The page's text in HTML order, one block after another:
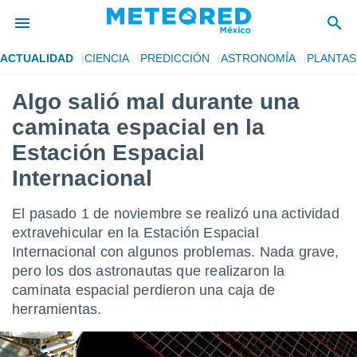
de
ha sido
para
la
que se
a este
las
y
forma
digital
basada
ACTUALIDAD CIENCIA PREDICCIÓN ASTRONOMÍA PLANTAS
Algo salió mal durante una
caminata espacial en la
Estación Espacial
Internacional
El pasado 1 de noviembre se realizó una actividad
extravehicular en la Estación Espacial
Internacional con algunos problemas. Nada grave,
pero los dos astronautas que realizaron la
caminata espacial perdieron una caja de
herramientas.